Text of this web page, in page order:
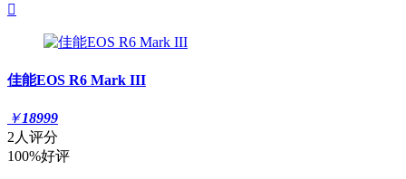

佳能EOS R6 Mark III
￥18999
2人评分
100%好评